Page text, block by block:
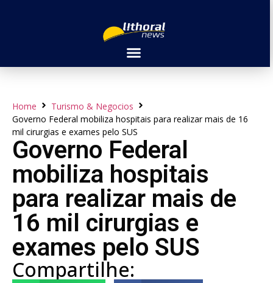
Home
Turismo & Negocios
Governo Federal mobiliza hospitais para realizar mais de 16
mil cirurgias e exames pelo SUS
Governo Federal
mobiliza hospitais
para realizar mais de
16 mil cirurgias e
exames pelo SUS
Compartilhe: